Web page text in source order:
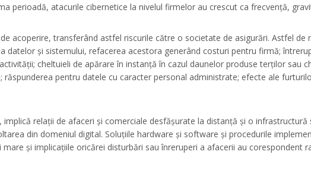
perioadă, atacurile cibernetice la nivelul firmelor au crescut ca frecvență,
acoperire, transferând astfel riscurile către o societate de asigurări. Astfel de
și sistemului, refacerea acestora generând costuri pentru firmă;
cheltuieli de apărare în instanță în cazul daunelor produse terților sau
pentru datele cu caracter personal administrate; efecte ale
relații de afaceri și comerciale desfășurate la distanță și o infrastructură
din domeniul digital. Soluțiile hardware și software și procedurile
și implicațiile oricărei disturbări sau înreruperi a afacerii au corespondent